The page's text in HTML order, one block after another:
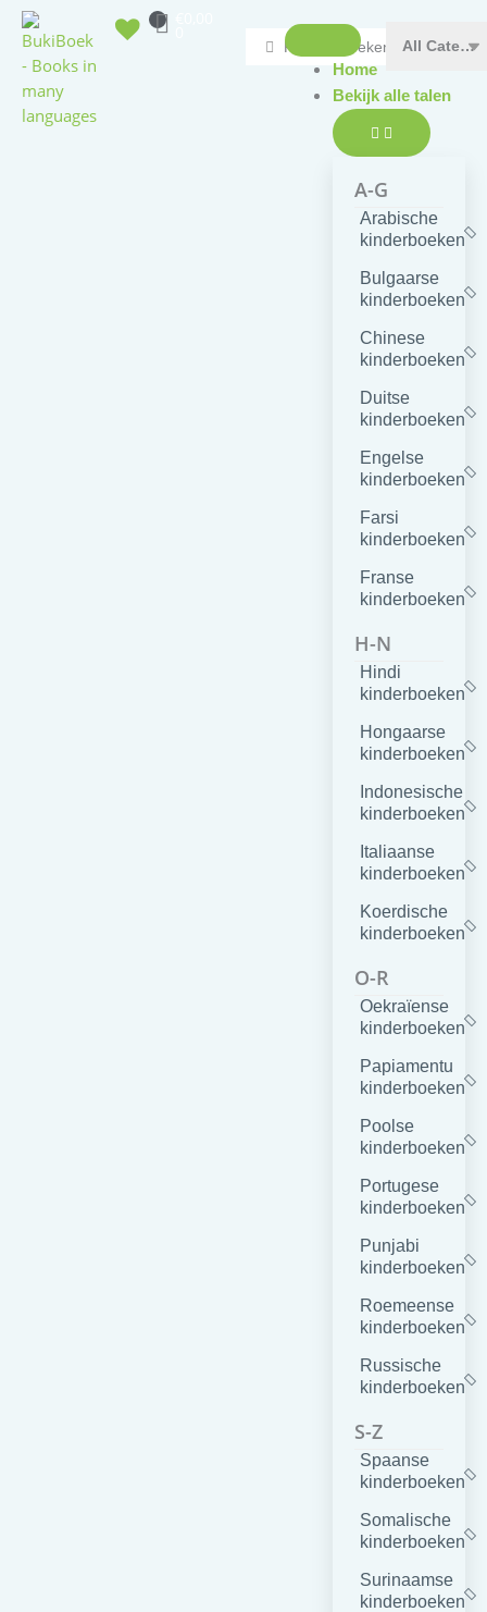
Doorgaan
naar
inhoud
Search
Home
Bekijk alle talen
Bekijk
alle
Bekijk
alle
A-G
Arabische
kinderboeken
Bulgaarse
kinderboeken
Chinese
kinderboeken
Duitse
kinderboeken
Engelse
kinderboeken
Farsi
kinderboeken
Franse
kinderboeken
H-N
Hindi
kinderboeken
Hongaarse
kinderboeken
Indonesische
kinderboeken
Italiaanse
kinderboeken
Koerdische
kinderboeken
O-R
Oekraïense
kinderboeken
Papiamentu
kinderboeken
Poolse
kinderboeken
Portugese
kinderboeken
Punjabi
kinderboeken
Roemeense
kinderboeken
Russische
kinderboeken
S-Z
Spaanse
kinderboeken
Somalische
kinderboeken
Surinaamse
kinderboeken